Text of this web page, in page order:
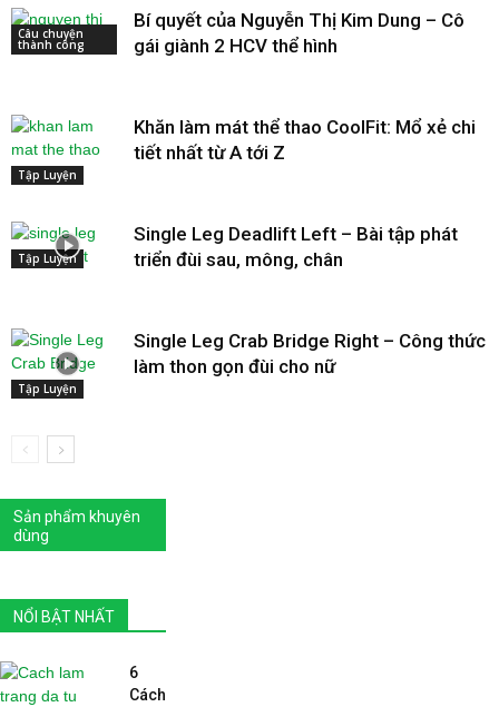
Câu chuyện
thành công
Bí quyết của Nguyễn Thị Kim Dung – Cô
gái giành 2 HCV thể hình
Tập Luyện
Khăn làm mát thể thao CoolFit: Mổ xẻ chi
tiết nhất từ A tới Z
Tập Luyện
Single Leg Deadlift Left – Bài tập phát
triển đùi sau, mông, chân
Tập Luyện
Single Leg Crab Bridge Right – Công thức
làm thon gọn đùi cho nữ
Sản phẩm khuyên
dùng
NỔI BẬT NHẤT
6
Cách